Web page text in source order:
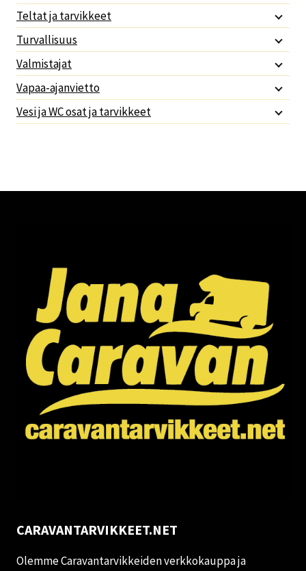
Teltat ja tarvikkeet
Turvallisuus
Valmistajat
Vapaa-ajanvietto
Vesi ja WC osat ja tarvikkeet
CARAVANTARVIKKEET.NET
Olemme Caravantarvikkeiden verkkokauppa ja